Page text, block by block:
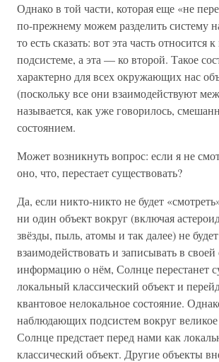
Однако в той части, которая еще «не
по-прежнему можем разделить систему
то есть сказать: вот эта часть относится
подсистеме, а эта — ко второй. Такое
характерно для всех окружающих нас
(поскольку все они взаимодействуют
называется, как уже говорилось,
состоянием.
Может возникнуть вопрос: если я не
оно, что, перестает существовать?
Да, если никто-никто не будет
ни один объект вокруг (включая
звёзды, пыль, атомы и так далее) не
взаимодействовать и записывать в своей
информацию о нём, Солнце перестанет
локальный классический объект и
квантовое нелокальное состояние.
наблюдающих подсистем вокруг
Солнце предстает перед нами как
классический объект. Другие объекты